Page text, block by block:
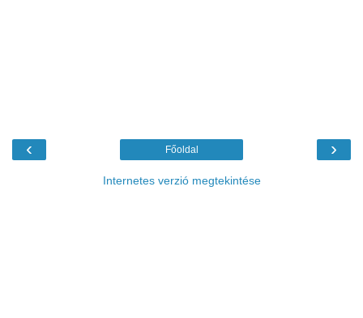
‹ ›
Főoldal
Internetes verzió megtekintése